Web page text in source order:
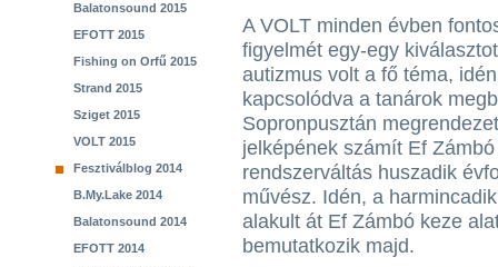
Balatonsound 2015
EFOTT 2015
Fishing on Orfű 2015
Strand 2015
Sziget 2015
VOLT 2015
Fesztiválblog 2014
B.My.Lake 2014
Balatonsound 2014
EFOTT 2014
A VOLT minden évben
figyelmét egy-egy
autizmus volt a fő téma,
kapcsolódva a tanárok
Sopronpusztán
jelképének számít Ef
rendszerváltás huszadik
művész. Idén, a
alakult át Ef Zámbó keze
bemutatkozik majd.